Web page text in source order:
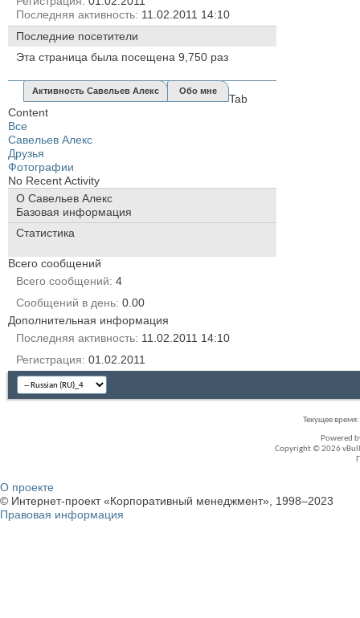
Последняя активность 11.02.2011 14:10
Последние посетители
Эта страница была посещена 9,750 раз
Активность Савельев Алекс Обо мне
Tab
Content
Все
Савельев Алекс
Друзья
Фотографии
No Recent Activity
О Савельев Алекс
Базовая информация
Статистика
Всего сообщений
Всего сообщений 4
Сообщений в день 0.00
Дополнительная информация
Последняя активность 11.02.2011 14:10
Регистрация 01.02.2011
Текущее время:
Powered
Copyright © 2026
О проекте
© Интернет-проект «Корпоративный менеджмент», 1998–2023
Правовая информация